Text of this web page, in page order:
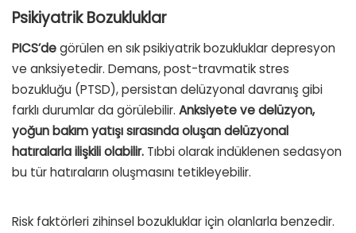
Psikiyatrik Bozukluklar
PICS’degörülen en sık psikiyatrik bozukluklar depresyon
ve anksiyetedir. Demans, post-travmatik stres
bozukluğu (PTSD), persistan delüzyonal davranış gibi
farklı durumlar da görülebilir. Anksiyete ve delüzyon,
yoğun bakım yatışı sırasında oluşan delüzyonal
hatıralarla ilişkili olabilir. Tıbbi olarak indüklenen sedasyon
bu tür hatıraların oluşmasını tetikleyebilir.
Risk faktörleri zihinsel bozukluklar için olanlarla benzedir.